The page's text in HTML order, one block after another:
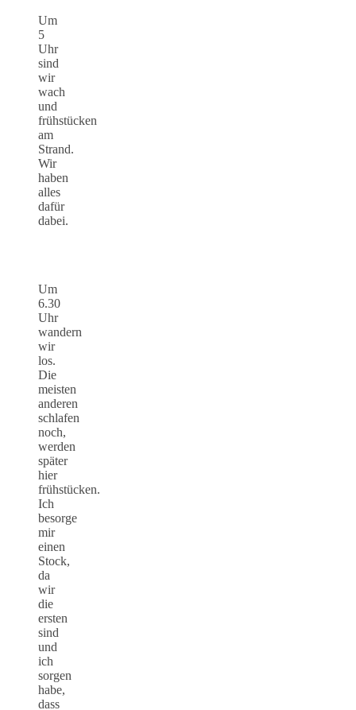
Um
5
Uhr
sind
wir
wach
und
frühstücken
am
Strand.
Wir
haben
alles
dafür
dabei.
Um
6.30
Uhr
wandern
wir
los.
Die
meisten
anderen
schlafen
noch,
werden
später
hier
frühstücken.
Ich
besorge
mir
einen
Stock,
da
wir
die
ersten
sind
und
ich
sorgen
habe,
dass